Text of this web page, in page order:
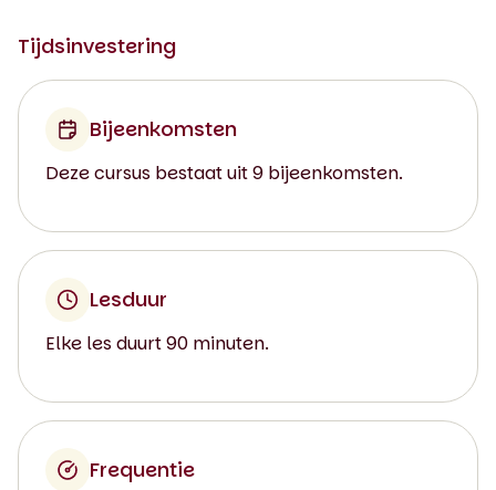
Tijdsinvestering
Bijeenkomsten
Deze cursus bestaat uit 9 bijeenkomsten.
Lesduur
Elke les duurt 90 minuten.
Frequentie